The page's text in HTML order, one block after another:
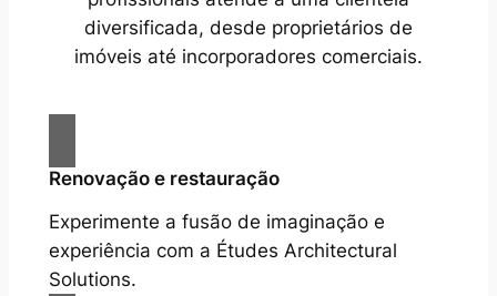
diversificada, desde proprietários de
imóveis até incorporadores comerciais.
Renovação e restauração
Experimente a fusão de imaginação e
experiência com a Études Architectural
Solutions.